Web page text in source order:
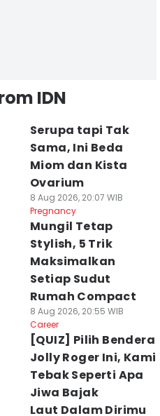
IDN
Serupa tapi Tak
Sama, Ini Beda
Miom dan Kista
Ovarium
8 Aug 2026, 20:07 WIB
Pregnancy
Mungil Tetap
Stylish, 5 Trik
Maksimalkan
Setiap Sudut
Rumah Compact
8 Aug 2026, 20:55 WIB
Career
[QUIZ] Pilih Bendera
Jolly Roger Ini, Kami
Tebak Seperti Apa
Jiwa Bajak
Laut Dalam Dirimu